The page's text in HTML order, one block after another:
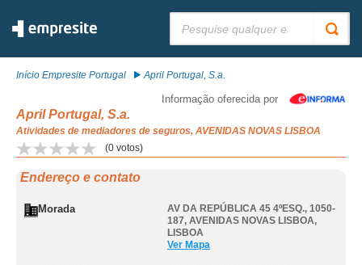
Início Empresite Portugal April Portugal, S.a.
Informação oferecida por
April Portugal, S.a.
Atividades de mediadores de seguros, AVENIDAS NOVAS LISBOA
(0 votos)
Endereço e contato
Morada
AV DA REPÚBLICA 45 4ºESQ., 1050-
187, AVENIDAS NOVAS LISBOA,
LISBOA
Ver Mapa